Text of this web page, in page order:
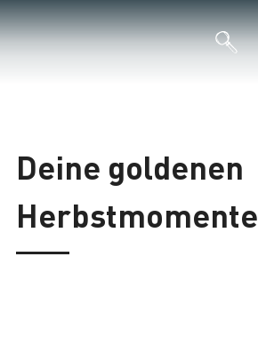
Deine goldenen
Herbstmomente